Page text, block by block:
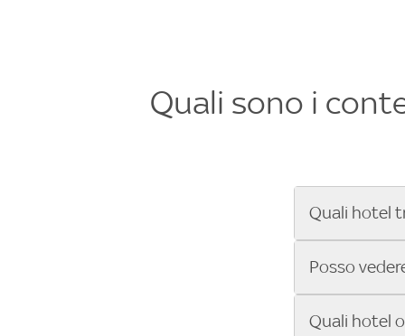
Quali sono i
Quali hotel
Se cerchi un
che
Posso
Sì, gli hotel
Quali hotel